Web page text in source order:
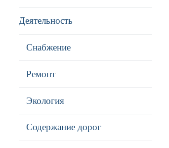
Деятельность
Снабжение
Ремонт
Экология
Содержание дорог